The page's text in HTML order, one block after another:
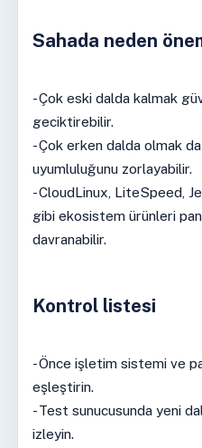
Sahada neden
- Çok eski dalda kalmak
geciktirebilir.
- Çok erken dalda olmak
uyumluluğunu zorlayabilir.
- CloudLinux, LiteSpeed,
gibi ekosistem ürünleri
davranabilir.
Kontrol listesi
- Önce işletim sistemi ve
eşleştirin.
- Test sunucusunda yeni
izleyin.